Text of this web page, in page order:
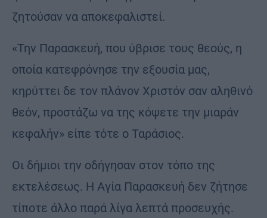
ζητούσαν να αποκεφαλιστεί.
«Την Παρασκευή, που ύβρισε τους θεούς, η
οποία κατεφρόνησε την εξουσία μας,
κηρύττει δε τον πλάνον Χριστόν σαν αληθινό
θεόν, προστάζω να της κόψετε την μιαράν
κεφαλήν» είπε τότε ο Ταράσιος.
Οι δήμιοι την οδήγησαν στον τόπο της
εκτελέσεως. Η Αγία Παρασκευή δεν ζήτησε
τίποτε άλλο παρά λίγα λεπτά προσευχής.